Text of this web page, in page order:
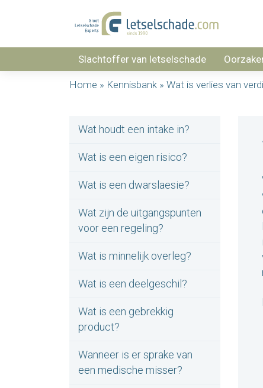
Slachtoffer van letselschade
Home » Kennisbank » Wat is verlies van
Wat houdt een intake in?
Wat is een eigen risico?
Wat is een dwarslaesie?
Wat zijn de uitgangspunten
voor een regeling?
Wat is minnelijk overleg?
Wat is een deelgeschil?
Wat is een gebrekkig
product?
Wanneer is er sprake van
een medische misser?